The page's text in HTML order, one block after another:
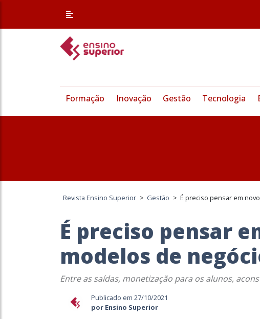
Formação Inovação Gestão Tecnologia
Revista Ensino Superior > Gestão > É preciso pensar em
É preciso pensar
modelos de
Entre as saídas, monetização para os alunos,
Publicado em 27/10/2021
por Ensino Superior